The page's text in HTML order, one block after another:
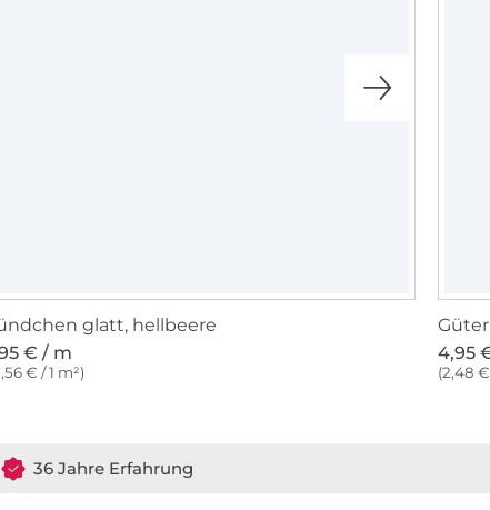
glatt, hellbeere
€ / m
€ / 1 m²)
4,95
(2,48
36 Jahre Erfahrung